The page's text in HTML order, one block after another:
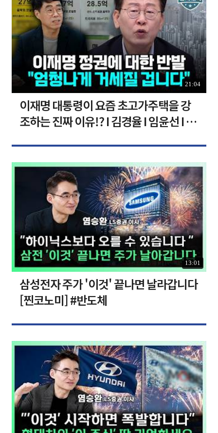
21:04
이재명 대통령이 요즘 초고가주택을 강
조하는 진짜 이유!? I 김경율 I 임윤선 I 정
13:01
삼성전자 주가 '이것' 끝나면 날라갑니다
[찐코노미] #반도체